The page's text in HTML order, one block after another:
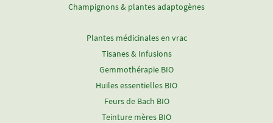
Champignons & plantes adaptogènes
Plantes médicinales en vrac
Tisanes & Infusions
Gemmothérapie BIO
Huiles essentielles BIO
Feurs de Bach BIO
Teinture mères BIO